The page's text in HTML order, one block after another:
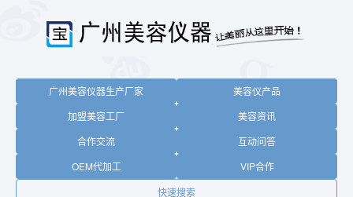
广州美容仪器生产厂家
美容仪产品
加盟美容工厂
美容资讯
合作交流
互动问答
OEM代加工
VIP合作
快速搜索